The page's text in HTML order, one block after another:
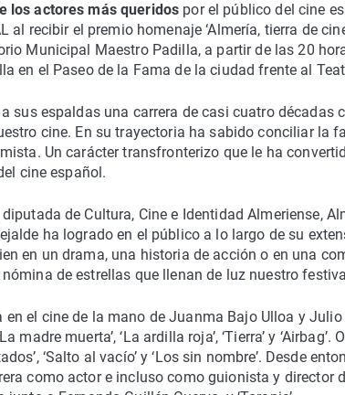
los actores más queridos por el público del cine
al recibir el premio homenaje ‘Almería, tierra de
Municipal Maestro Padilla, a partir de las 20
en el Paseo de la Fama de la ciudad frente al
sus espaldas una carrera de casi cuatro décadas
cine. En su trayectoria ha sabido conciliar la
Un carácter transfronterizo que le ha
cine español.
de Cultura, Cine e Identidad Almeriense,
ha logrado en el público a lo largo de su
en un drama, una historia de acción o en una
de estrellas que llenan de luz nuestro
en el cine de la mano de Juanma Bajo Ulloa y
madre muerta’, ‘La ardilla roja’, ‘Tierra’ y
‘Salto al vacío’ y ‘Los sin nombre’. Desde
como actor e incluso como guionista y director